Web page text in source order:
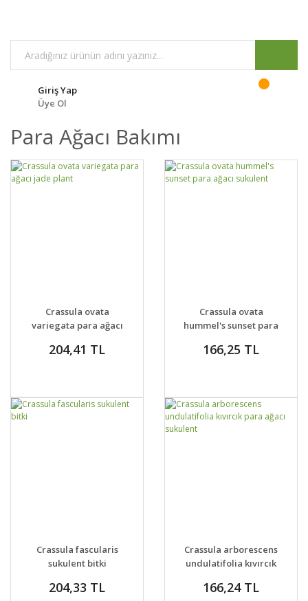
Giriş Yap
Üye Ol
Para Ağacı Bakımı
DETAYLAR
VER
Crassula ovata
variegata para ağacı
204,41 TL
DETAYLAR
VER
Crassula ovata
hummel's sunset para
166,25 TL
DETAYLAR
VER
Crassula fascularis
sukulent bitki
204,33 TL
DETAYLAR
VER
Crassula arborescens
undulatifolia kıvırcık
166,24 TL